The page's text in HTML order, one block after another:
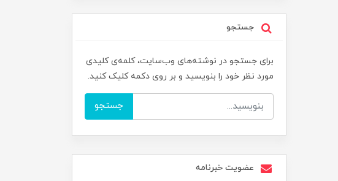
جستجو
برای جستجو در نوشته‌های وب‌سایت، کلمه‌ی کلیدی
مورد نظر خود را بنویسید و بر روی دکمه کلیک کنید.
جستجو
عضویت خبرنامه